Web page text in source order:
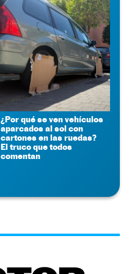
¿Por qué se ven vehículos
aparcados al sol con
cartones en las ruedas?
El truco que todos
comentan